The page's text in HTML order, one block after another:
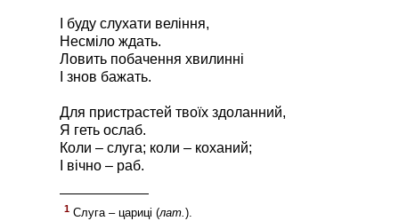
І буду слухати веління,
Несміло ждать.
Ловить побачення хвилинні
І знов бажать.
Для пристрастей твоїх здоланний,
Я геть ослаб.
Коли – слуга; коли – коханий;
І вічно – раб.
1 Слуга – цариці (лат.).